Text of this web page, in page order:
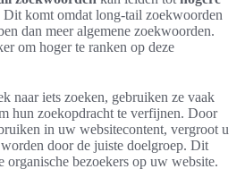
Dit komt omdat long-tail zoekwoorden
dan meer algemene zoekwoorden.
om hoger te ranken op deze
naar iets zoeken, gebruiken ze vaak
hun zoekopdracht te verfijnen. Door
in uw websitecontent, vergroot u
door de juiste doelgroep. Dit
organische bezoekers op uw website.